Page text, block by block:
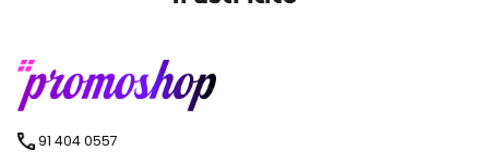
91 404 0557